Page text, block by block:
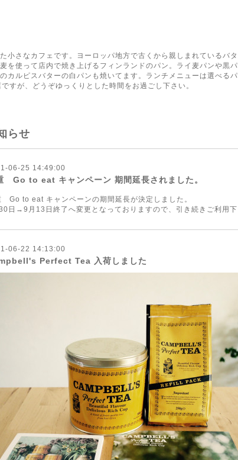
小さなカフェです。ヨーロッパ地方で古くから親しまれているバ
を使って店内で焼き上げるフィンランドのパン。ライ麦パンや黒
カルピスバターの白パンも焼いてます。ランチメニューは選べる
すが、どうぞゆっくりとした時間をお過ごし下さい。
らせ
06-25 14:49:00
Go to eat キャンペーン 期間延長されました。
Go to eat キャンペーンの期間延長が決定しました。
日→9月13日終了へ変更となっておりますので、引き続きご利用下
06-22 14:13:00
Perfect Tea 入荷しました